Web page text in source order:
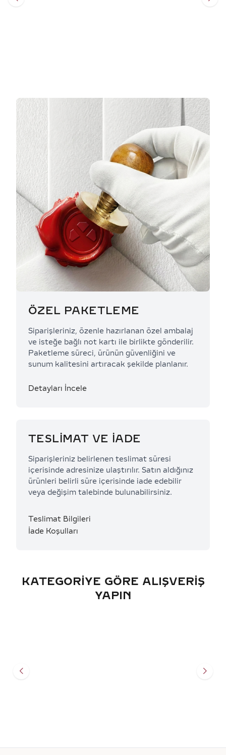
ÖZEL PAKETLEME
Siparişleriniz, özenle hazırlanan özel ambalaj
ve isteğe bağlı not kartı ile birlikte gönderilir.
Paketleme süreci, ürünün güvenliğini ve
sunum kalitesini artıracak şekilde planlanır.
Detayları İncele
TESLİMAT VE İADE
Siparişleriniz belirlenen teslimat süresi
içerisinde adresinize ulaştırılır. Satın aldığınız
ürünleri belirli süre içerisinde iade edebilir
veya değişim talebinde bulunabilirsiniz.
Teslimat Bilgileri
İade Koşulları
KATEGORIYE GÖRE ALIŞVERIŞ
YAPIN